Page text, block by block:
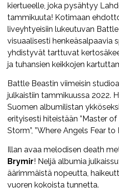
kiertueelle, joka pysähtyy
tammikuuta! Kotimaan
liveyhtyeisiin lukeutuvan
visuaalisesti henkeäsalpaavia
yhdistyvät tarttuvat
ja tuhansien keikkojen
Battle Beastin viimeisin
julkaistiin tammikuussa 2022.
Suomen albumilistan
erityisesti hiteistään ”Master of
Storm”, ”Where Angels Fear to
Illan avaa melodisen death
Brymir! Neljä albumia
äärimmäistä nopeutta,
vuoren kokoista tunnetta.